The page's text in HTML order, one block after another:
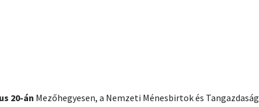
20-án Mezőhegyesen, a Nemzeti Ménesbirtok és Tangazdaság